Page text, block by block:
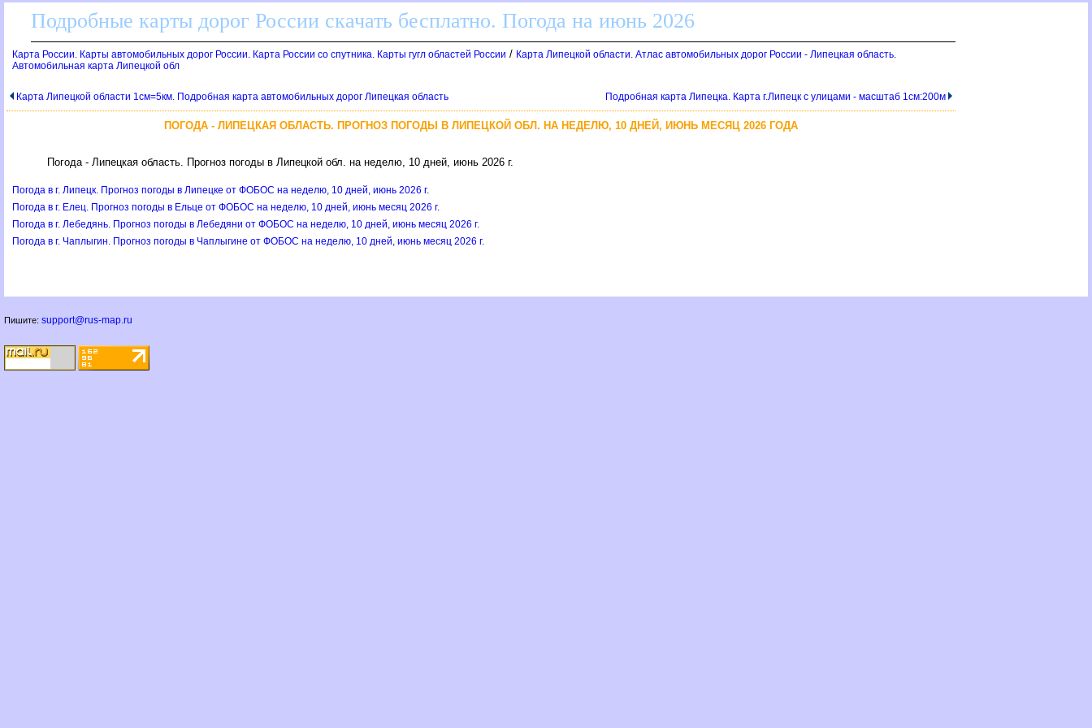
Подробные карты дорог России скачать бесплатно. Погода на июнь 2026
Карта России. Карты автомобильных дорог России. Карта России со спутника. Карты гугл областей России / Карта Липецкой области. Атлас автомобильных дорог России - Липецкая область.
Автомобильная карта Липецкой обл
Карта Липецкой области 1см=5км. Подробная карта автомобильных дорог Липецкая область Подробная карта Липецка. Карта г.Липецк с улицами - масштаб 1см:200м
ПОГОДА - ЛИПЕЦКАЯ ОБЛАСТЬ. ПРОГНОЗ ПОГОДЫ В ЛИПЕЦКОЙ ОБЛ. НА НЕДЕЛЮ, 10 ДНЕЙ, ИЮНЬ МЕСЯЦ 2026 ГОДА
Погода - Липецкая область. Прогноз погоды в Липецкой обл. на неделю, 10 дней, июнь 2026 г.
Погода в г. Липецк. Прогноз погоды в Липецке от ФОБОС на неделю, 10 дней, июнь 2026 г.
Погода в г. Елец. Прогноз погоды в Ельце от ФОБОС на неделю, 10 дней, июнь месяц 2026 г.
Погода в г. Лебедянь. Прогноз погоды в Лебедяни от ФОБОС на неделю, 10 дней, июнь месяц 2026 г.
Погода в г. Чаплыгин. Прогноз погоды в Чаплыгине от ФОБОС на неделю, 10 дней, июнь месяц 2026 г.
Пишите: support@rus-map.ru